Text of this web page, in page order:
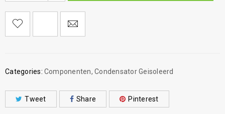
Categories: Componenten, Condensator Geisoleerd
Tweet Share Pinterest